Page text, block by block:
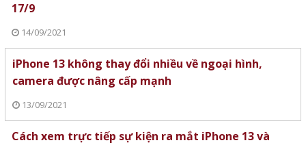
17/9
14/09/2021
iPhone 13 không thay đổi nhiều về ngoại hình,
camera được nâng cấp mạnh
13/09/2021
Cách xem trực tiếp sự kiện ra mắt iPhone 13 và